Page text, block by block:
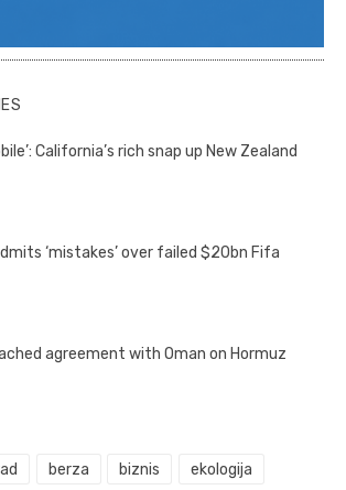
California’s rich snap up New Zealand
‘mistakes’ over failed $20bn Fifa
agreement with Oman on Hormuz
berza biznis ekologija